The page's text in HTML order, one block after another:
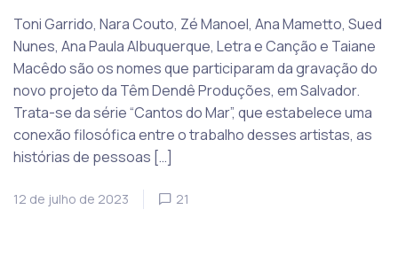
Toni Garrido, Nara Couto, Zé Manoel, Ana Mametto, Sued
Nunes, Ana Paula Albuquerque, Letra e Canção e Taiane
Macêdo são os nomes que participaram da gravação do
novo projeto da Têm Dendê Produções, em Salvador.
Trata-se da série “Cantos do Mar”, que estabelece uma
conexão filosófica entre o trabalho desses artistas, as
histórias de pessoas […]
12 de julho de 2023 21